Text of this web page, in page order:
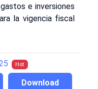
e inversiones
la vigencia fiscal
Hot
Download